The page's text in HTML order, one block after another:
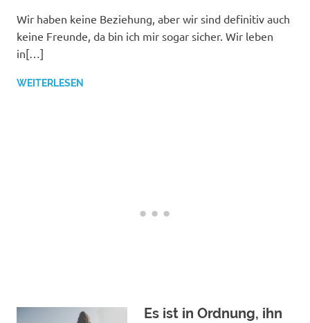
Wir haben keine Beziehung, aber wir sind definitiv auch
keine Freunde, da bin ich mir sogar sicher. Wir leben
in[…]
WEITERLESEN
Es ist in Ordnung, ihn